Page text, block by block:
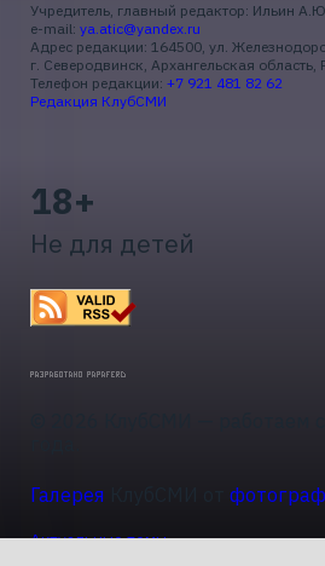
Учредитель, главный редактор: Ильин
e-mail: ya.atic@yandex.ru
Адрес редакции: 164500, ул.
г. Северодвинск, Архангельская область,
Телефон редакции: +7 921 481 82 62
Редакция КлубСМИ
18+
Не для детей
Галерея
Актуальные темы